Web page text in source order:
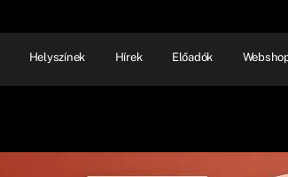
Helyszínek Hírek Előadók